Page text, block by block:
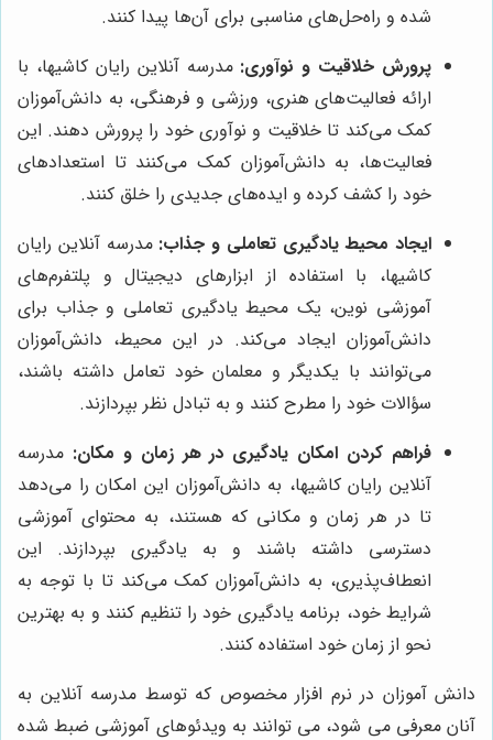
شده و راه‌حل‌های مناسبی برای آن‌ها پیدا کنند.
پرورش خلاقیت و نوآوری: مدرسه آنلاین رایان کاشیها، با
ارائه فعالیت‌های هنری، ورزشی و فرهنگی، به دانش‌آموزان
کمک می‌کند تا خلاقیت و نوآوری خود را پرورش دهند. این
فعالیت‌ها، به دانش‌آموزان کمک می‌کنند تا استعدادهای
خود را کشف کرده و ایده‌های جدیدی را خلق کنند.
ایجاد محیط یادگیری تعاملی و جذاب: مدرسه آنلاین رایان
کاشیها، با استفاده از ابزارهای دیجیتال و پلتفرم‌های
آموزشی نوین، یک محیط یادگیری تعاملی و جذاب برای
دانش‌آموزان ایجاد می‌کند. در این محیط، دانش‌آموزان
می‌توانند با یکدیگر و معلمان خود تعامل داشته باشند،
سؤالات خود را مطرح کنند و به تبادل نظر بپردازند.
فراهم کردن امکان یادگیری در هر زمان و مکان: مدرسه
آنلاین رایان کاشیها، به دانش‌آموزان این امکان را می‌دهد
تا در هر زمان و مکانی که هستند، به محتوای آموزشی
دسترسی داشته باشند و به یادگیری بپردازند. این
انعطاف‌پذیری، به دانش‌آموزان کمک می‌کند تا با توجه به
شرایط خود، برنامه یادگیری خود را تنظیم کنند و به بهترین
نحو از زمان خود استفاده کنند.
دانش آموزان در نرم افزار مخصوص که توسط مدرسه آنلاین به
آنان معرفی می شود، می توانند به ویدئوهای آموزشی ضبط شده